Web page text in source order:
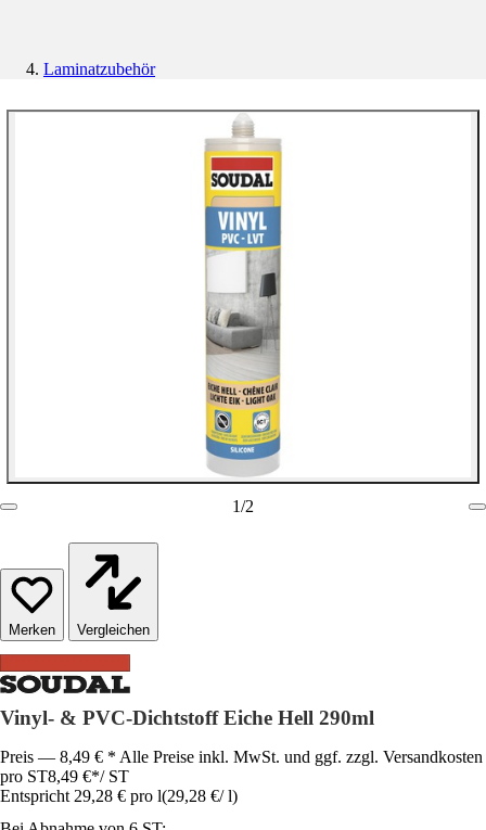
Laminatzubehör
1/2
Vergleichen
Vinyl- & PVC-Dichtstoff Eiche Hell 290ml
Preis — 8,49 € * Alle Preise inkl. MwSt. und ggf. zzgl. Versandkosten
pro ST8,49 €*/ ST
Entspricht 29,28 € pro l(29,28 €/ l)